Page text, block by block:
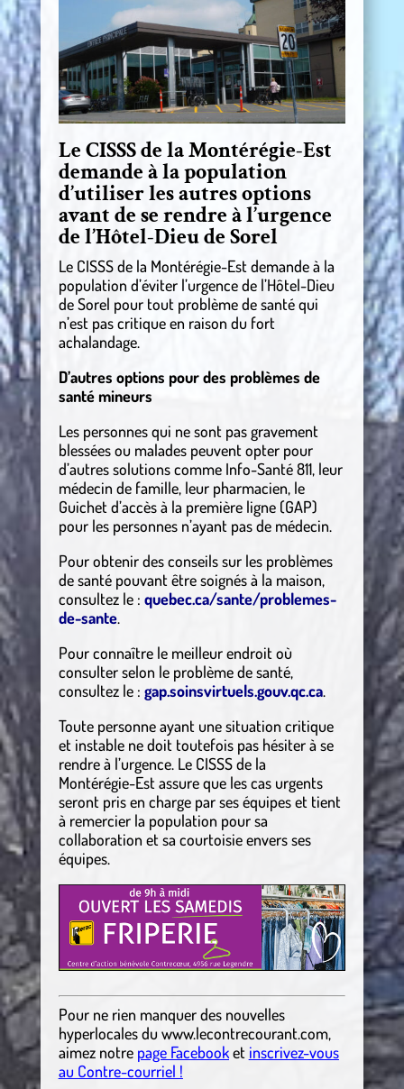
Le CISSS de la Montérégie-Est
demande à la population
d’utiliser les autres options
avant de se rendre à l’urgence
de l’Hôtel-Dieu de Sorel
Le CISSS de la Montérégie-Est demande à la
population d’éviter l’urgence de l’Hôtel-Dieu
de Sorel pour tout problème de santé qui
n’est pas critique en raison du fort
achalandage.
D’autres options pour des problèmes de
santé mineurs
Les personnes qui ne sont pas gravement
blessées ou malades peuvent opter pour
d’autres solutions comme Info-Santé 811, leur
médecin de famille, leur pharmacien, le
Guichet d’accès à la première ligne (GAP)
pour les personnes n’ayant pas de médecin.
Pour obtenir des conseils sur les problèmes
de santé pouvant être soignés à la maison,
consultez le : quebec.ca/sante/problemes-
de-sante.
Pour connaître le meilleur endroit où
consulter selon le problème de santé,
consultez le : gap.soinsvirtuels.gouv.qc.ca.
Toute personne ayant une situation critique
et instable ne doit toutefois pas hésiter à se
rendre à l’urgence. Le CISSS de la
Montérégie-Est assure que les cas urgents
seront pris en charge par ses équipes et tient
à remercier la population pour sa
collaboration et sa courtoisie envers ses
équipes.
Pour ne rien manquer des nouvelles
hyperlocalesdu www.lecontrecourant.com,
aimez notre page Facebooket inscrivez-vous
au Contre-courriel !